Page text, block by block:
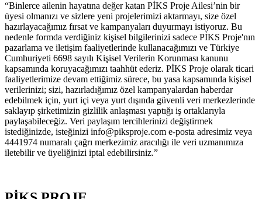
“Binlerce ailenin hayatına değer katan PİKS Proje Ailesi’nin bir
üyesi olmanızı ve sizlere yeni projelerimizi aktarmayı, size özel
hazırlayacağımız fırsat ve kampanyaları duyurmayı istiyoruz. Bu
nedenle formda verdiğiniz kişisel bilgilerinizi sadece PİKS Proje'nın
pazarlama ve iletişim faaliyetlerinde kullanacağımızı ve Türkiye
Cumhuriyeti 6698 sayılı Kişisel Verilerin Korunması kanunu
kapsamında koruyacağımızı taahhüt ederiz. PİKS Proje olarak ticari
faaliyetlerimize devam ettiğimiz sürece, bu yasa kapsamında kişisel
verilerinizi; sizi, hazırladığımız özel kampanyalardan haberdar
edebilmek için, yurt içi veya yurt dışında güvenli veri merkezlerinde
saklayıp şirketimizin gizlilik anlaşması yaptığı iş ortaklarıyla
paylaşabileceğiz. Veri paylaşım tercihlerinizi değiştirmek
istediğinizde, isteğinizi info@piksproje.com e-posta adresimiz veya
4441974 numaralı çağrı merkezimiz aracılığı ile veri uzmanımıza
iletebilir ve üyeliğinizi iptal edebilirsiniz.”